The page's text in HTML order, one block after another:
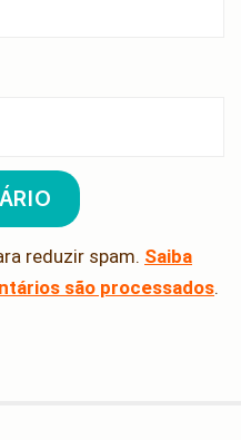
reduzir spam. Saiba
são processados.